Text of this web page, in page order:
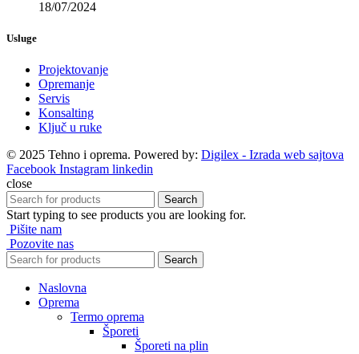
18/07/2024
Usluge
Projektovanje
Opremanje
Servis
Konsalting
Ključ u ruke
© 2025 Tehno i oprema. Powered by: Digilex - Izrada web sajtova
Facebook Instagram linkedin
close
Search
Start typing to see products you are looking for.
Pišite nam
Pozovite nas
Search
Naslovna
Oprema
Termo oprema
Šporeti
Šporeti na plin